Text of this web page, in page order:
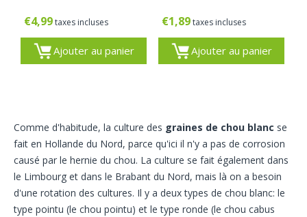
€4,99taxes incluses
Ajouter au panier
€1,89 taxes incluses
Ajouter au panier
Comme d'habitude, la culture des graines de chou blanc se
fait en Hollande du Nord, parce qu'ici il n'y a pas de corrosion
causé par le hernie du chou. La culture se fait également dans
le Limbourg et dans le Brabant du Nord, mais là on a besoin
d'une rotation des cultures. Il y a deux types de chou blanc: le
type pointu (le chou pointu) et le type ronde (le chou cabus